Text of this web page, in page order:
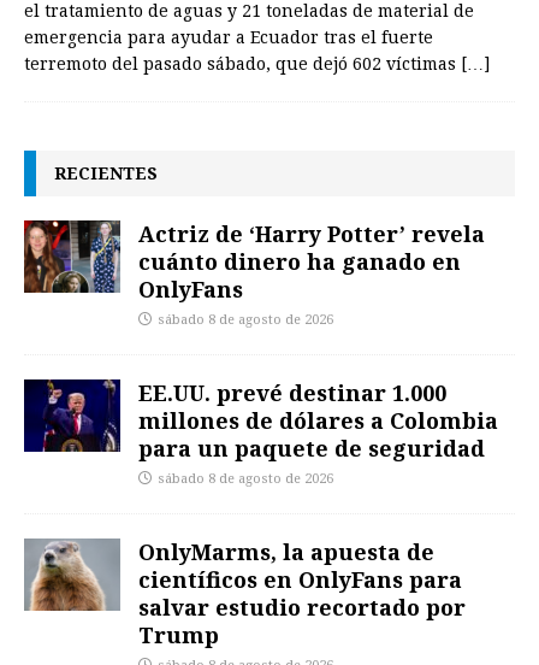
el tratamiento de aguas y 21 toneladas de material de
emergencia para ayudar a Ecuador tras el fuerte
terremoto del pasado sábado, que dejó 602 víctimas […]
RECIENTES
Actriz de ‘Harry Potter’ revela
cuánto dinero ha ganado en
OnlyFans
sábado 8 de agosto de 2026
EE.UU. prevé destinar 1.000
millones de dólares a Colombia
para un paquete de seguridad
sábado 8 de agosto de 2026
OnlyMarms, la apuesta de
científicos en OnlyFans para
salvar estudio recortado por
Trump